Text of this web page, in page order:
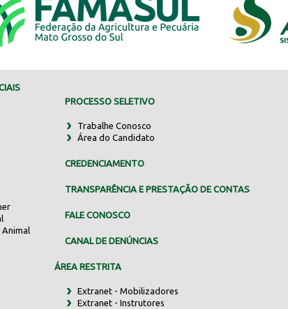
Animal
PROCESSO SELETIVO
Trabalhe Conosco
Área do Candidato
CREDENCIAMENTO
TRANSPARÊNCIA E PRESTAÇÃO DE CONTAS
FALE CONOSCO
CANAL DE DENÚNCIAS
ÁREA RESTRITA
Extranet - Mobilizadores
Extranet - Instrutores